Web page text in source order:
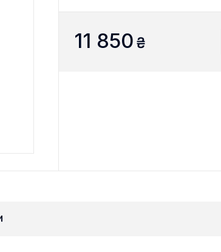
11 850 ₴